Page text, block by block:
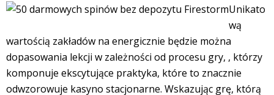
Unikato
wą
wartością zakładów na energicznie będzie można
dopasowania lekcji w zależności od procesu gry, , którzy
komponuje ekscytujące praktyka, które to znacznie
odwzorowuje kasyno stacjonarne. Wskazując grę, którą